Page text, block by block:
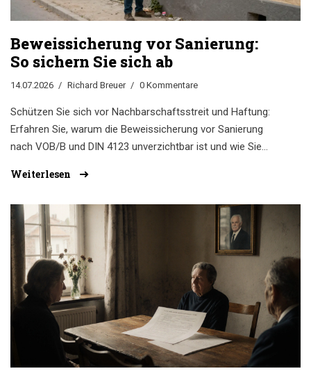
Beweissicherung vor Sanierung:
So sichern Sie sich ab
14.07.2026 Richard Breuer 0 Kommentare
Schützen Sie sich vor Nachbarschaftsstreit und Haftung:
Erfahren Sie, warum die Beweissicherung vor Sanierung
nach VOB/B und DIN 4123 unverzichtbar ist und wie Sie
Weiterlesen